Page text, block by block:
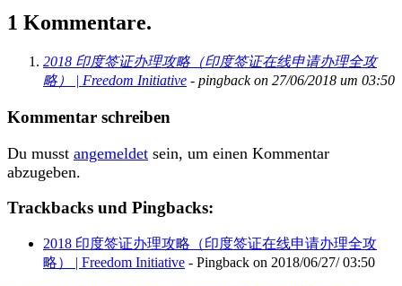
1 Kommentare.
2018 印度签证办理攻略（印度签证在线申请办理全攻
略） | Freedom Initiative - pingback on 27/06/2018 um 03:50
Kommentar schreiben
Du musst angemeldet sein, um einen Kommentar
abzugeben.
Trackbacks und Pingbacks:
2018 印度签证办理攻略（印度签证在线申请办理全攻
略） | Freedom Initiative - Pingback on 2018/06/27/ 03:50